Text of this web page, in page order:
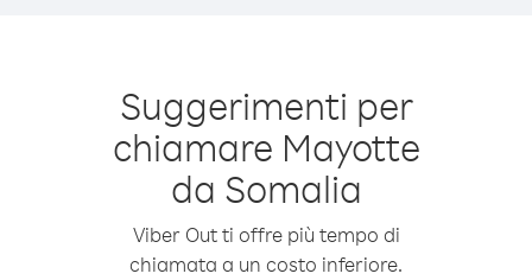
Suggerimenti per
chiamare Mayotte
da Somalia
Viber Out ti offre più tempo di
chiamata a un costo inferiore.